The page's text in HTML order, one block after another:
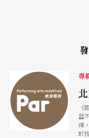
專
《
且
得
於